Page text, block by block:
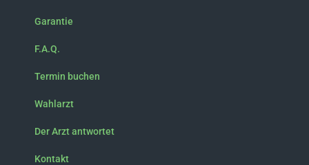
Garantie
F.A.Q.
Termin buchen
Wahlarzt
Der Arzt antwortet
Kontakt